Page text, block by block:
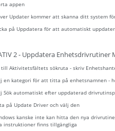
appen
Updater kommer att skanna ditt system
på Uppdatera för att automatiskt
2 - Uppdatera Enhetsdrivrutiner
till Aktivitetsfältets sökruta - skriv
en kategori för att titta på enhetsnamnen -
Sök automatiskt efter uppdaterad
på Update Driver och välj den
kanske inte kan hitta den nya
instruktioner finns tillgängliga